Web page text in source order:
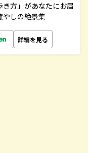
方」があなたにお届
やしの絶景集
詳細を見る